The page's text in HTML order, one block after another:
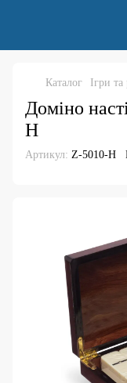
Каталог Ігри та
Доміно
H
Артикул: Z-5010-H